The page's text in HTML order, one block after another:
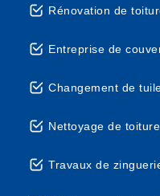
Rénovation de
Entreprise de
Changement de
Nettoyage de
Travaux de